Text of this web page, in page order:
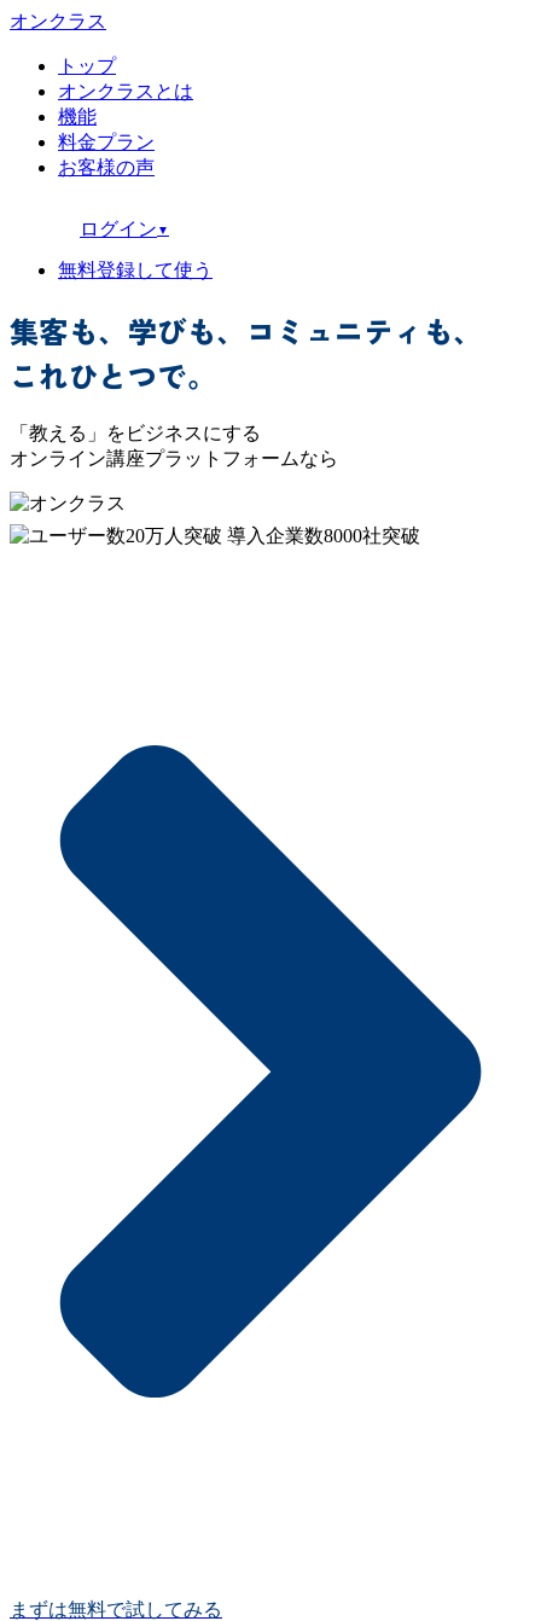
オンクラス
トップ
オンクラスとは
機能
料金プラン
お客様の声
ログイン ▼
無料登録して使う
集客も、 学びも、 コミュニティ も、
これひとつで。
「教える」をビジネスにする
オンライン講座プラットフォームなら
まずは無料で試してみる